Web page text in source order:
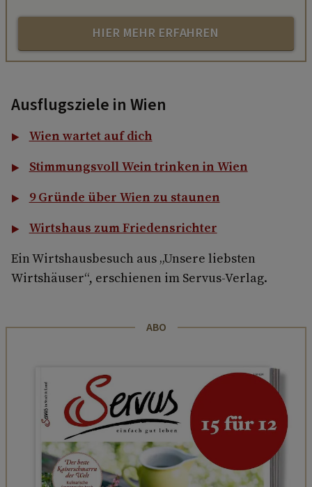
HIER MEHR ERFAHREN
Ausflugsziele in Wien
Wien wartet auf dich
Stimmungsvoll Wein trinken in Wien
9 Gründe über Wien zu staunen
Wirtshaus zum Friedensrichter
Ein Wirtshausbesuch aus „Unsere liebsten
Wirtshäuser“, erschienen im Servus-Verlag.
ABO